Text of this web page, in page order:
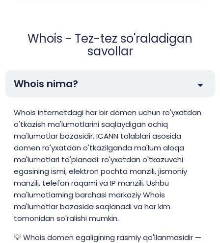
Whois - Tez-tez so'raladigan
savollar
Whois nima?
Whois internetdagi har bir domen uchun ro'yxatdan
o'tkazish ma'lumotlarini saqlaydigan ochiq
ma'lumotlar bazasidir. ICANN talablari asosida
domen ro'yxatdan o'tkazilganda ma'lum aloqa
ma'lumotlari to'planadi: ro'yxatdan o'tkazuvchi
egasining ismi, elektron pochta manzili, jismoniy
manzili, telefon raqami va IP manzili. Ushbu
ma'lumotlarning barchasi markaziy Whois
ma'lumotlar bazasida saqlanadi va har kim
tomonidan so'ralishi mumkin.
💡 Whois domen egaligining rasmiy qo'llanmasidir —